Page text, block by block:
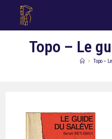
Topo – Le
> Topo –